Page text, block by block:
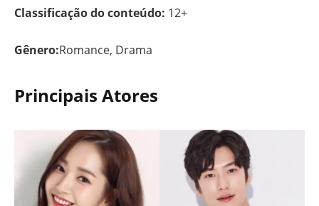
Classificação do conteúdo: 12+
Gênero:Romance, Drama
Principais Atores